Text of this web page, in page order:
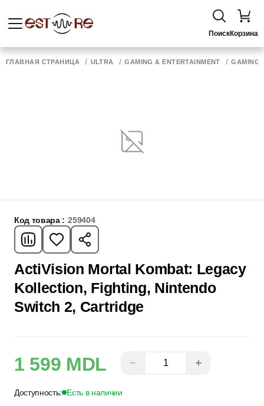
ПоискКорзина
ГЛАВНАЯ СТРАНИЦА ULTRA GAMING & ENTERTAINMENT GAMING
Код товара : 259404
ActiVision Mortal Kombat: Legacy
Kollection, Fighting, Nintendo
Switch 2, Cartridge
1 599 MDL − +
Доступность: Есть в наличии